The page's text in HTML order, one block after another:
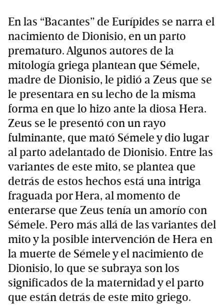
En las “Bacantes” de Eurípides se narra el
nacimiento de Dionisio, en un parto
prematuro. Algunos autores de la
mitología griega plantean que Sémele,
madre de Dionisio, le pidió a Zeus que se
le presentara en su lecho de la misma
forma en que lo hizo ante la diosa Hera.
Zeus se le presentó con un rayo
fulminante, que mató Sémele y dio lugar
al parto adelantado de Dionisio. Entre las
variantes de este mito, se plantea que
detrás de estos hechos está una intriga
fraguada por Hera, al momento de
enterarse que Zeus tenía un amorío con
Sémele. Pero más allá de las variantes del
mito y la posible intervención de Hera en
la muerte de Sémele y el nacimiento de
Dionisio, lo que se subraya son los
significados de la maternidad y el parto
que están detrás de este mito griego.